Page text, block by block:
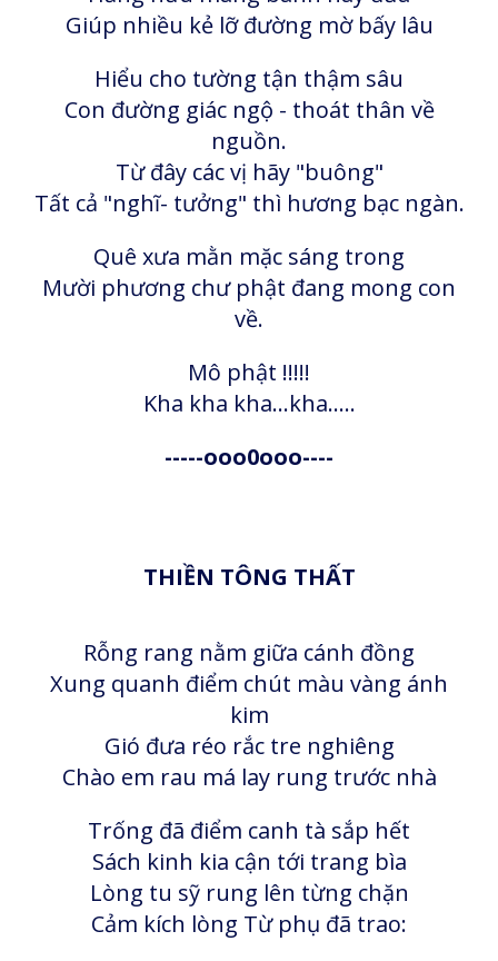
Giúp nhiều kẻ lỡ đường mờ bấy lâu
Hiểu cho tường tận thậm sâu
Con đường giác ngộ - thoát thân về
nguồn.
Từ đây các vị hãy "buông"
Tất cả "nghĩ- tưởng" thì hương bạc ngàn.
Quê xưa mằn mặc sáng trong
Mười phương chư phật đang mong con
về.
Mô phật !!!!!
Kha kha kha...kha.....
-----ooo0ooo----
THIỀN TÔNG THẤT
Rỗng rang nằm giữa cánh đồng
Xung quanh điểm chút màu vàng ánh
kim
Gió đưa réo rắc tre nghiêng
Chào em rau má lay rung trước nhà
Trống đã điểm canh tà sắp hết
Sách kinh kia cận tới trang bìa
Lòng tu sỹ rung lên từng chặn
Cảm kích lòng Từ phụ đã trao: